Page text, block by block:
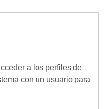
a los perfiles de
con un usuario para